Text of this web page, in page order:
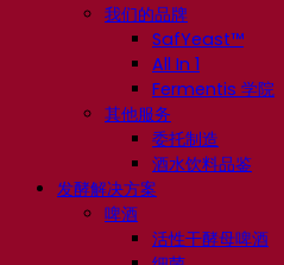
我们的品牌
SafYeast™
All In 1
Fermentis 学院
其他服务
委托制造
酒水饮料品鉴
发酵解决方案
啤酒
活性干酵母啤酒